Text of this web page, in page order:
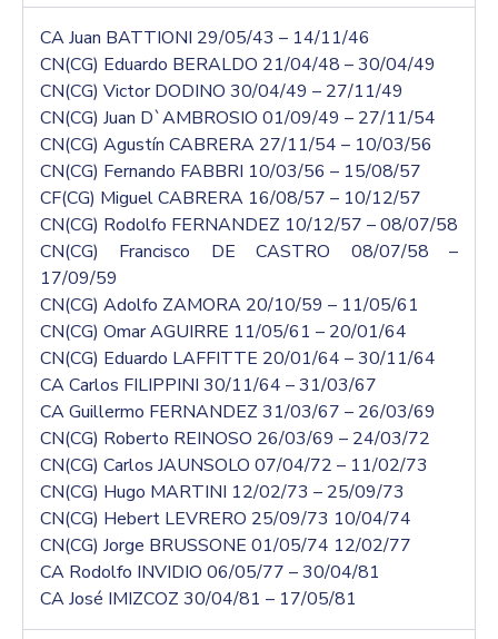
CA Juan BATTIONI 29/05/43 – 14/11/46
CN(CG) Eduardo BERALDO 21/04/48 – 30/04/49
CN(CG) Victor DODINO 30/04/49 – 27/11/49
CN(CG) Juan D`AMBROSIO 01/09/49 – 27/11/54
CN(CG) Agustín CABRERA 27/11/54 – 10/03/56
CN(CG) Fernando FABBRI 10/03/56 – 15/08/57
CF(CG) Miguel CABRERA 16/08/57 – 10/12/57
CN(CG) Rodolfo FERNANDEZ 10/12/57 – 08/07/58
CN(CG) Francisco DE CASTRO 08/07/58 –
17/09/59
CN(CG) Adolfo ZAMORA 20/10/59 – 11/05/61
CN(CG) Omar AGUIRRE 11/05/61 – 20/01/64
CN(CG) Eduardo LAFFITTE 20/01/64 – 30/11/64
CA Carlos FILIPPINI 30/11/64 – 31/03/67
CA Guillermo FERNANDEZ 31/03/67 – 26/03/69
CN(CG) Roberto REINOSO 26/03/69 – 24/03/72
CN(CG) Carlos JAUNSOLO 07/04/72 – 11/02/73
CN(CG) Hugo MARTINI 12/02/73 – 25/09/73
CN(CG) Hebert LEVRERO 25/09/73 10/04/74
CN(CG) Jorge BRUSSONE 01/05/74 12/02/77
CA Rodolfo INVIDIO 06/05/77 – 30/04/81
CA José IMIZCOZ 30/04/81 – 17/05/81